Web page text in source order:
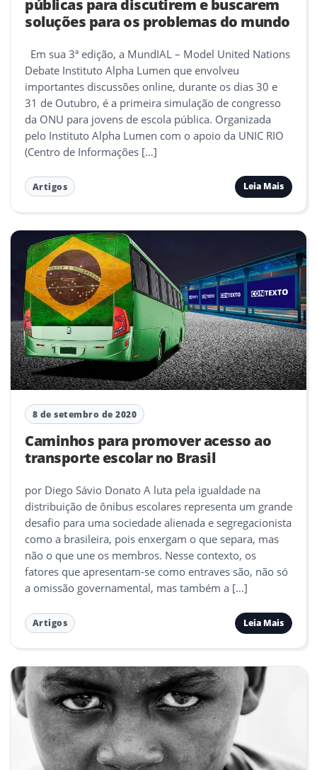
públicas para discutirem e buscarem
soluções para os problemas do mundo
Em sua 3ª edição, a MundIAL – Model United Nations
Debate Instituto Alpha Lumen que envolveu
importantes discussões online, durante os dias 30 e
31 de Outubro, é a primeira simulação de congresso
da ONU para jovens de escola pública. Organizada
pelo Instituto Alpha Lumen com o apoio da UNIC RIO
(Centro de Informações […]
Artigos Leia Mais
8 de setembro de 2020
Caminhos para promover acesso ao
transporte escolar no Brasil
por Diego Sávio Donato A luta pela igualdade na
distribuição de ônibus escolares representa um grande
desafio para uma sociedade alienada e segregacionista
como a brasileira, pois enxergam o que separa, mas
não o que une os membros. Nesse contexto, os
fatores que apresentam-se como entraves são, não só
a omissão governamental, mas também a […]
Artigos Leia Mais